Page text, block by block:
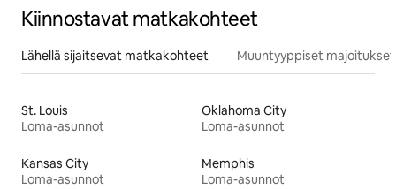
Kiinnostavat matkakohteet
Lähellä sijaitsevat matkakohteet Muuntyyppiset majoitukset
St. Louis
Loma-asunnot
Oklahoma City
Loma-asunnot
Kansas City
Loma-asunnot
Memphis
Loma-asunnot